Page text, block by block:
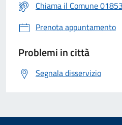
Chiama il Comune
Prenota appuntamento
Problemi in città
Segnala disservizio